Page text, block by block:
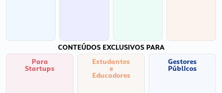
CONTEÚDOS EXCLUSIVOS PARA
Para
Startups
Estudantes
e
Educadores
Gestores
Públicos